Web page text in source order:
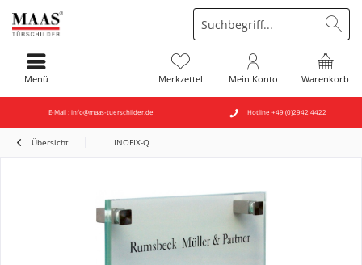
E-Mail : info@maas-tuerschilder.de Hotline +49 (0)2942 4422
Warenkorb
Merkzettel Mein Konto
Menü
Übersicht INOFIX-Q